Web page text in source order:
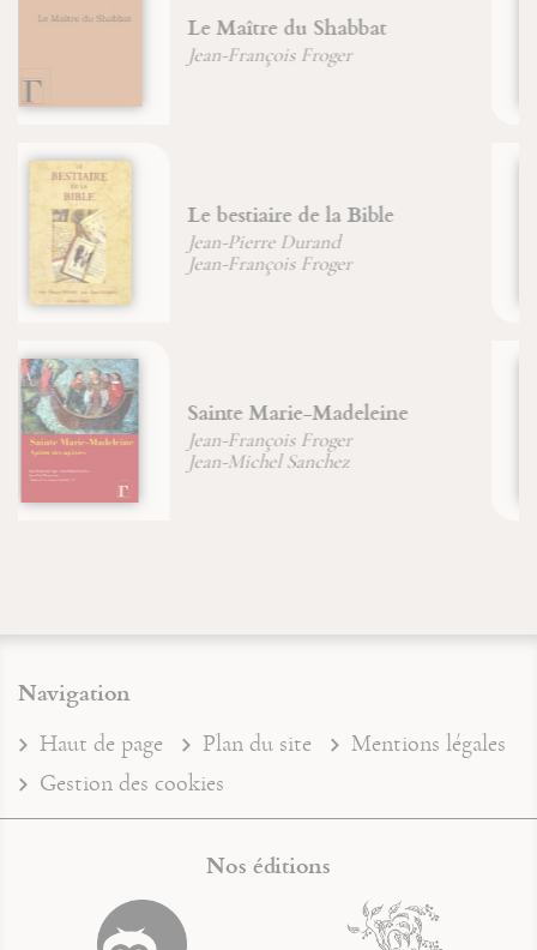
L'amour et les « poupées russes
»
Claude Martingay
Le XXIe siècle sera celui du
mysticisme
Didier Brenot
Pétrir la pierre
David-Maria Turoldo
Navigation
Haut de page Plan du site
Mentions légales
Gestion des cookies
Nos éditions